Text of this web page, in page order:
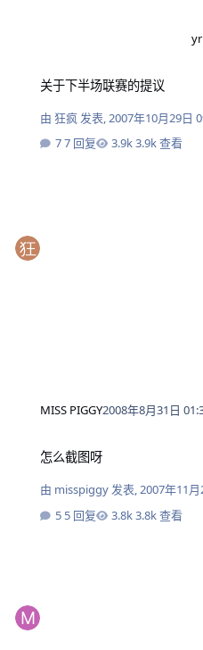
关于下半场联赛的提议
由 狂疯发表,2007年10月29日
7 回复
3.9k 查看
MISS PIGGY2008年8月31日
怎么截图呀
由 misspiggy发表,2007年11
5 回复
3.8k 查看